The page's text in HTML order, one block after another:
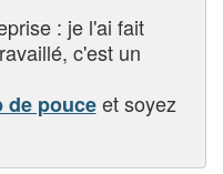
: je l'ai fait
c'est un
de pouceet soyez